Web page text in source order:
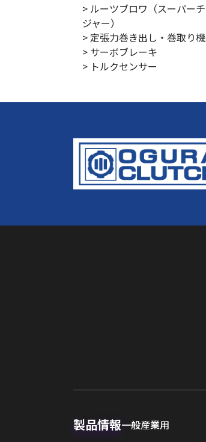
> ルーツブロワ（スーパー
ジャー）
> 定張力巻き出し・巻取り機
> サーボブレーキ
> トルクセンサー
製品情報一般産業用